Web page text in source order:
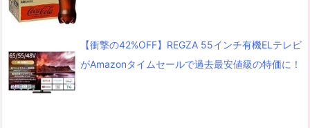
【衝撃の42%OFF】REGZA 55インチ有機ELテレビ
がAmazonタイムセールで過去最安値級の特価に！